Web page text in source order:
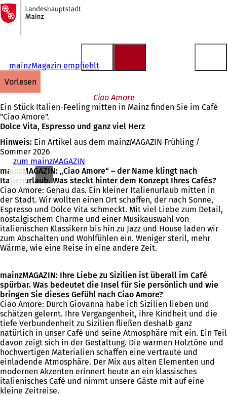
Inhalt anspringen
Zur
Startseite
mainzMagazin empfiehlt
vorlesen
Ciao Amore
Ein Stück Italien-Feeling mitten in Mainz finden Sie im Café
"Ciao Amore".
Dolce Vita, Espresso und ganz viel Herz
Hinweis: Ein Artikel aus dem mainzMAGAZIN Frühling /
Sommer 2026
zum mainzMAGAZIN
mainzMAGAZIN: „Ciao Amore“ – der Name klingt nach
Italienurlaub. Was steckt hinter dem Konzept Ihres Cafés?
Ciao Amore: Genau das. Ein kleiner Italienurlaub mitten in
der Stadt. Wir wollten einen Ort schaffen, der nach Sonne,
Espresso und Dolce Vita schmeckt. Mit viel Liebe zum Detail,
nostalgischem Charme und einer Musikauswahl von
italienischen Klassikern bis hin zu Jazz und House laden wir
zum Abschalten und Wohlfühlen ein. Weniger steril, mehr
Wärme, wie eine Reise in eine andere Zeit.
mainzMAGAZIN: Ihre Liebe zu Sizilien ist überall im Café
spürbar. Was bedeutet die Insel für Sie persönlich und wie
bringen Sie dieses Gefühl nach Ciao Amore?
Ciao Amore: Durch Giovanna habe ich Sizilien lieben und
schätzen gelernt. Ihre Vergangenheit, ihre Kindheit und die
tiefe Verbundenheit zu Sizilien fließen deshalb ganz
natürlich in unser Café und seine Atmosphäre mit ein. Ein Teil
davon zeigt sich in der Gestaltung. Die warmen Holztöne und
hochwertigen Materialien schaffen eine vertraute und
einladende Atmosphäre. Der Mix aus alten Elementen und
modernen Akzenten erinnert heute an ein klassisches
italienisches Café und nimmt unsere Gäste mit auf eine
kleine Zeitreise.